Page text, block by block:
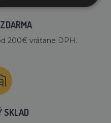
200€ vrátane DPH.
SKLAD